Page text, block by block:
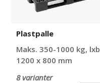
Plastpalle
Maks. 350-1000 kg, lxb
1200 x 800 mm
8 varianter